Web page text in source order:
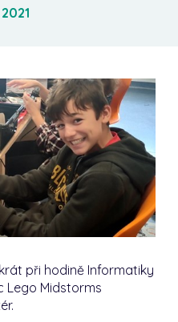
při hodině Informatiky
Lego Midstorms